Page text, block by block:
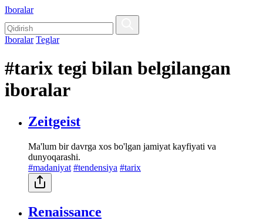
Iboralar
Iboralar Teglar
#tarix tegi bilan belgilangan
iboralar
Zeitgeist
Ma'lum bir davrga xos bo'lgan jamiyat kayfiyati va
dunyoqarashi.
#madaniyat #tendensiya #tarix
Renaissance